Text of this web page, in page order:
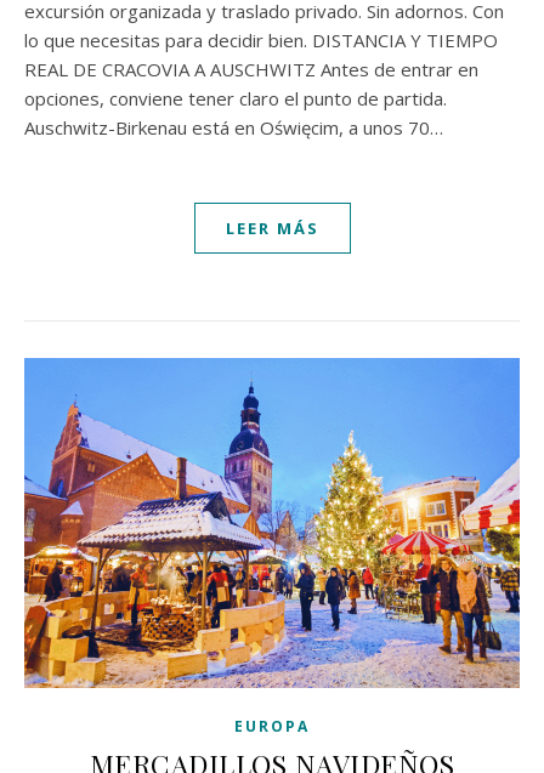
excursión organizada y traslado privado. Sin adornos. Con
lo que necesitas para decidir bien. DISTANCIA Y TIEMPO
REAL DE CRACOVIA A AUSCHWITZ Antes de entrar en
opciones, conviene tener claro el punto de partida.
Auschwitz-Birkenau está en Oświęcim, a unos 70…
LEER MÁS
EUROPA
MERCADILLOS NAVIDEÑOS